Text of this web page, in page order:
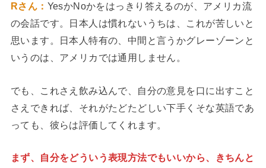
Rさん： YesかNoかをはっきり答えるのが、アメリカ流
の会話です。日本人は慣れないうちは、これが苦しいと
思います。日本人特有の、中間と言うかグレーゾーンと
いうのは、アメリカでは通用しません。
でも、これさえ飲み込んで、自分の意見を口に出すこと
さえできれば、それがたどたどしい下手くそな英語であ
っても、彼らは評価してくれます。
まず、自分をどういう表現方法でもいいから、きちんと